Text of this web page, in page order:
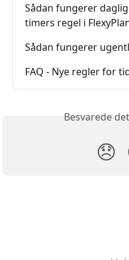
Sådan fungerer
timers regel i
Sådan fungerer
FAQ - Nye regler for
Besvarede
😞